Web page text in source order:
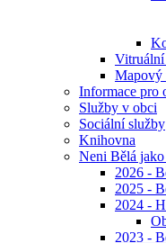
Mapový
Informace pro
Služby v obci
Sociální služby
Knihovna
Neni Bělá
2026 -
2025 -
2024 -
2023 -